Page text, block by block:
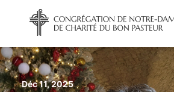
Déc 11, 2025